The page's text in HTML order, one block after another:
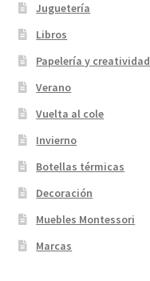
Juguetería
Libros
Papelería y creatividad
Verano
Vuelta al cole
Invierno
Botellas térmicas
Decoración
Muebles Montessori
Marcas